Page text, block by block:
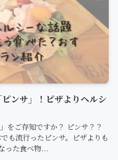
ンサ」！ピザよりヘルシ
をご存知ですか？ ピンサ？？
も流行ったピンサ。ピザよりも
った食べ物...